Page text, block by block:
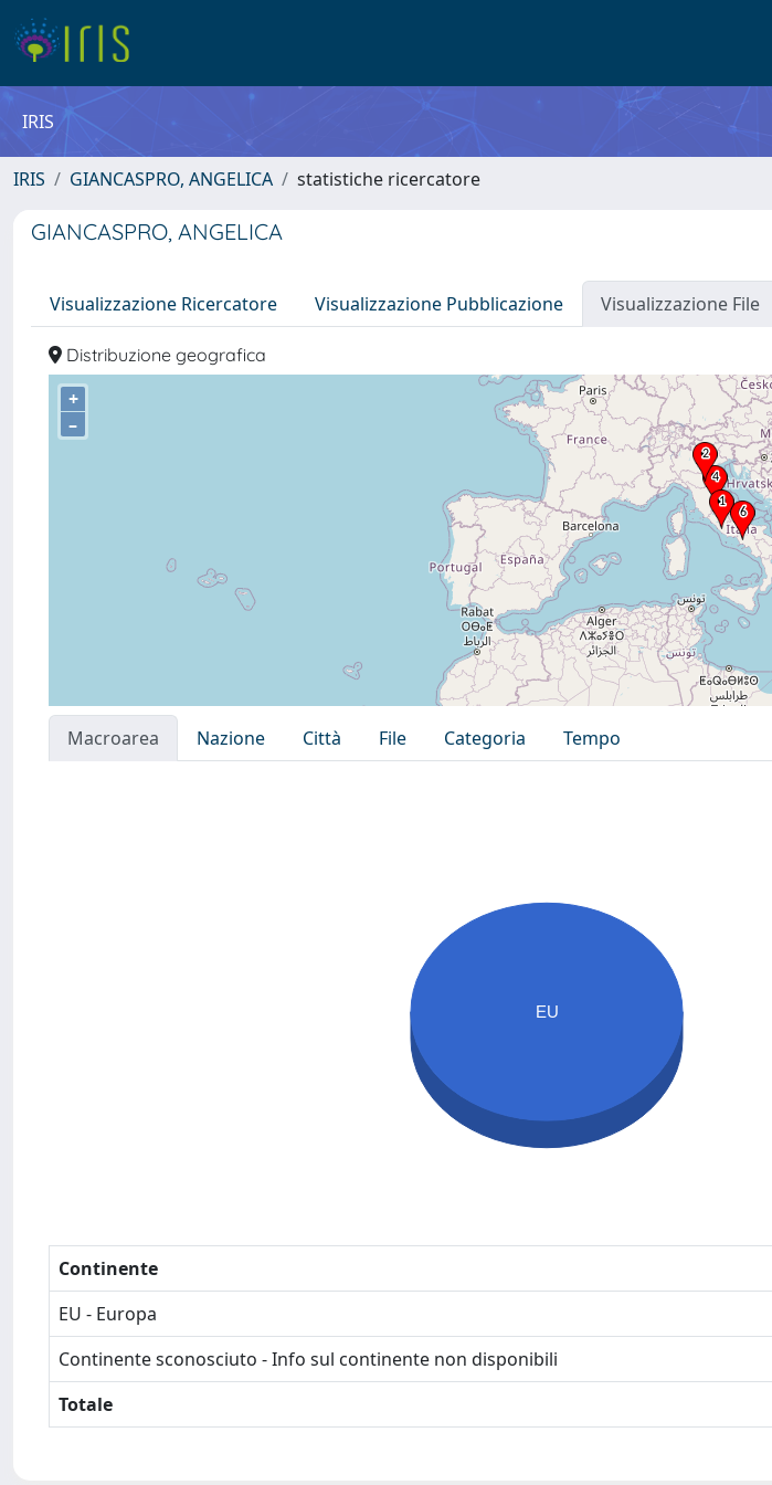
IRIS
IRIS GIANCASPRO, ANGELICA statistiche ricercatore
GIANCASPRO, ANGELICA
Visualizzazione Ricercatore Visualizzazione Pubblicazione Visualizzazione File
Distribuzione geografica
+
–
Macroarea Nazione Città File Categoria
Tempo
EU
Continente
EU - Europa
Continente sconosciuto - Info sul continente non disponibili
Totale